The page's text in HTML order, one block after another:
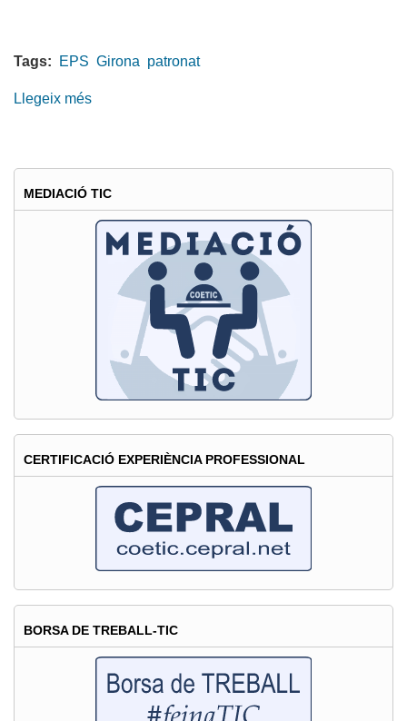
Tags: EPS Girona patronat
Llegeix més
reclama
un
marc
competencial
per
Enginyeries
Informàtiques
MEDIACIÓ TIC
CERTIFICACIÓ EXPERIÈNCIA PROFESSIONAL
BORSA DE TREBALL-TIC